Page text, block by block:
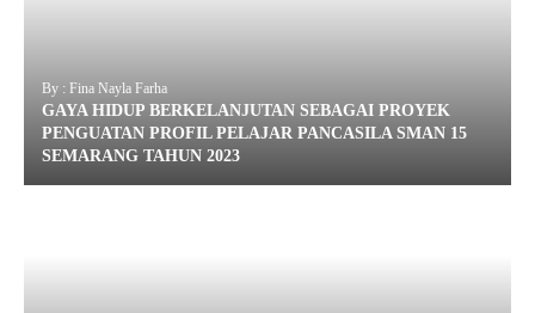
By : Fina Nayla Farha
GAYA HIDUP BERKELANJUTAN SEBAGAI PROYEK
PENGUATAN PROFIL PELAJAR PANCASILA SMAN 15
SEMARANG TAHUN 2023